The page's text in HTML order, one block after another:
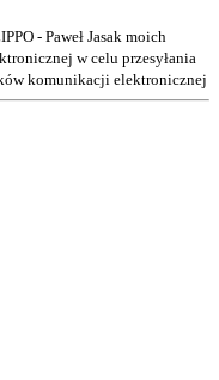
- Paweł Jasak moich
w celu przesyłania
komunikacji elektronicznej